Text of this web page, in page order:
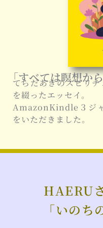
「すべては瞑想か
てらだあきのスピリ
を綴ったエッセイ。
AmazonKindle３ジ
をいただきました。
HAERU
「いのち